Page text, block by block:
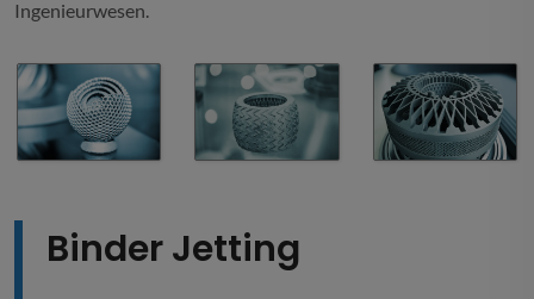
Ingenieurwesen.
Binder Jetting